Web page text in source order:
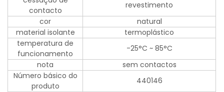
contacto
revestimento
cor
natural
material isolante
termoplástico
temperatura de
funcionamento
-25°C ~ 85°C
nota
sem contactos
Número básico do
produto
440146